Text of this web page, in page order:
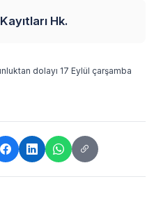
Hk.
dolayı 17 Eylül çarşamba